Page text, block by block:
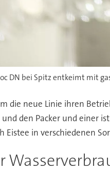
DN bei Spitz entkeimt mit
die neue Linie ihren
den Packer und einer
Eistee in verschiedenen